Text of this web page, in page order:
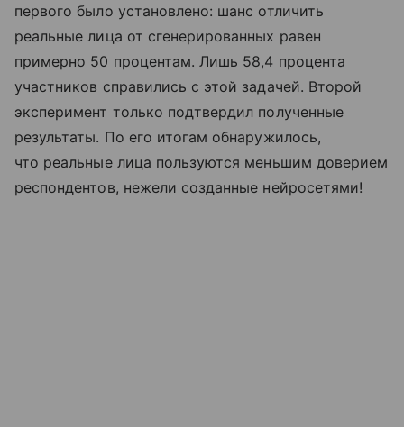
первого было установлено: шанс отличить
реальные лица от сгенерированных равен
примерно 50 процентам. Лишь 58,4 процента
участников справились с этой задачей. Второй
эксперимент только подтвердил полученные
результаты. По его итогам обнаружилось,
что реальные лица пользуются меньшим доверием
респондентов, нежели созданные нейросетями!